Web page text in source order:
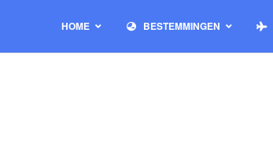
HOME BESTEMMINGEN